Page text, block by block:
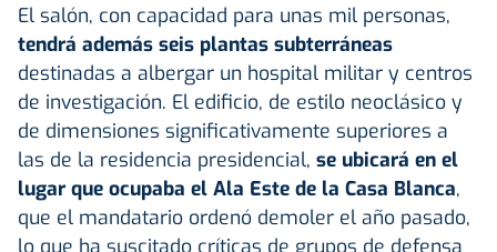
El salón, con capacidad para unas mil personas,
tendrá además seis plantas subterráneas
destinadas a albergar un hospital militar y centros
de investigación. El edificio, de estilo neoclásico y
de dimensiones significativamente superiores a
las de la residencia presidencial, se ubicará en el
lugar que ocupaba el Ala Este de la Casa Blanca,
que el mandatario ordenó demoler el año pasado,
lo que ha suscitado críticas de grupos de defensa